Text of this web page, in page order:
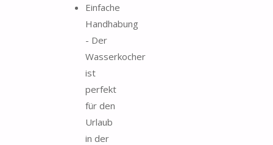
Einfache
Handhabung
- Der
Wasserkocher
ist
perfekt
für den
Urlaub
in der